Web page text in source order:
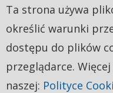
Ta strona używa
określić warunki
dostępu do plików
przeglądarce.
naszej: Polityce